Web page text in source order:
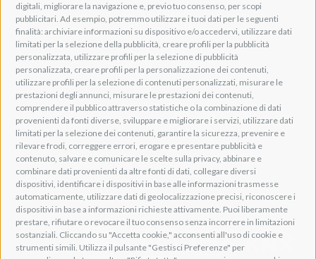
digitali, migliorare la navigazione e, previo tuo consenso, per scopi
pubblicitari. Ad esempio, potremmo utilizzare i tuoi dati per le seguenti
finalità: archiviare informazioni su dispositivo e/o accedervi, utilizzare dati
limitati per la selezione della pubblicità, creare profili per la pubblicità
personalizzata, utilizzare profili per la selezione di pubblicità
personalizzata, creare profili per la personalizzazione dei contenuti,
utilizzare profili per la selezione di contenuti personalizzati, misurare le
prestazioni degli annunci, misurare le prestazioni dei contenuti,
comprendere il pubblico attraverso statistiche o la combinazione di dati
provenienti da fonti diverse, sviluppare e migliorare i servizi, utilizzare dati
limitati per la selezione dei contenuti, garantire la sicurezza, prevenire e
rilevare frodi, correggere errori, erogare e presentare pubblicità e
contenuto, salvare e comunicare le scelte sulla privacy, abbinare e
combinare dati provenienti da altre fonti di dati, collegare diversi
dispositivi, identificare i dispositivi in base alle informazioni trasmesse
automaticamente, utilizzare dati di geolocalizzazione precisi, riconoscere i
dispositivi in base a informazioni richieste attivamente. Puoi liberamente
prestare, rifiutare o revocare il tuo consenso senza incorrere in limitazioni
sostanziali. Cliccando su "Accetta cookie," acconsenti all'uso di cookie e
strumenti simili. Utilizza il pulsante "Gestisci Preferenze" per
Via della Zarga, 50
Lavis, 38015 TN, Italy
Tel: +39 0461 248211
P.IVA: IT01262500224
PEC: pec@pec.adeogroup.it
SDI: T04ZHR3
info@adeogroup.it
Adeo ProAV
Adeo HomeAV
Adeo Screen
Screen Research
Adeum Cinema Suite